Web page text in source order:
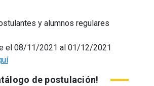
y alumnos regulares
el 08/11/2021 al 01/12/2021
de postulación!